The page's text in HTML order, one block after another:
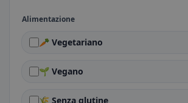
Alimentazione
🥕 Vegetariano
🌱 Vegano
🌾 Senza glutine